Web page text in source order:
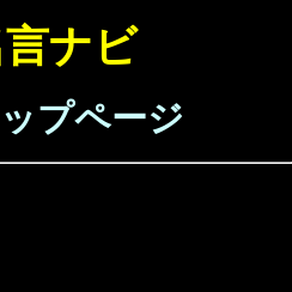
ナビ
プページ